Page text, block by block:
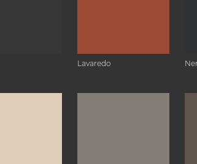
Lavaredo